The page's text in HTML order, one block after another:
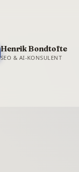
Henrik Bondtofte
SEO & AI-KONSULENT